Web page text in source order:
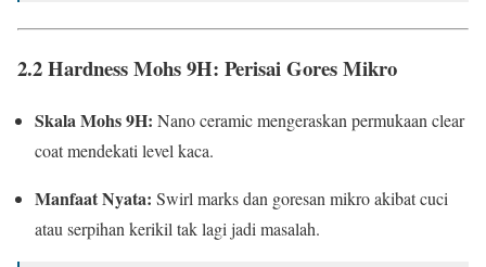
2.2 Hardness Mohs 9H: Perisai Gores Mikro
Skala Mohs 9H: Nano ceramic mengeraskan permukaan clear
coat mendekati level kaca.
Manfaat Nyata: Swirl marks dan goresan mikro akibat cuci
atau serpihan kerikil tak lagi jadi masalah.